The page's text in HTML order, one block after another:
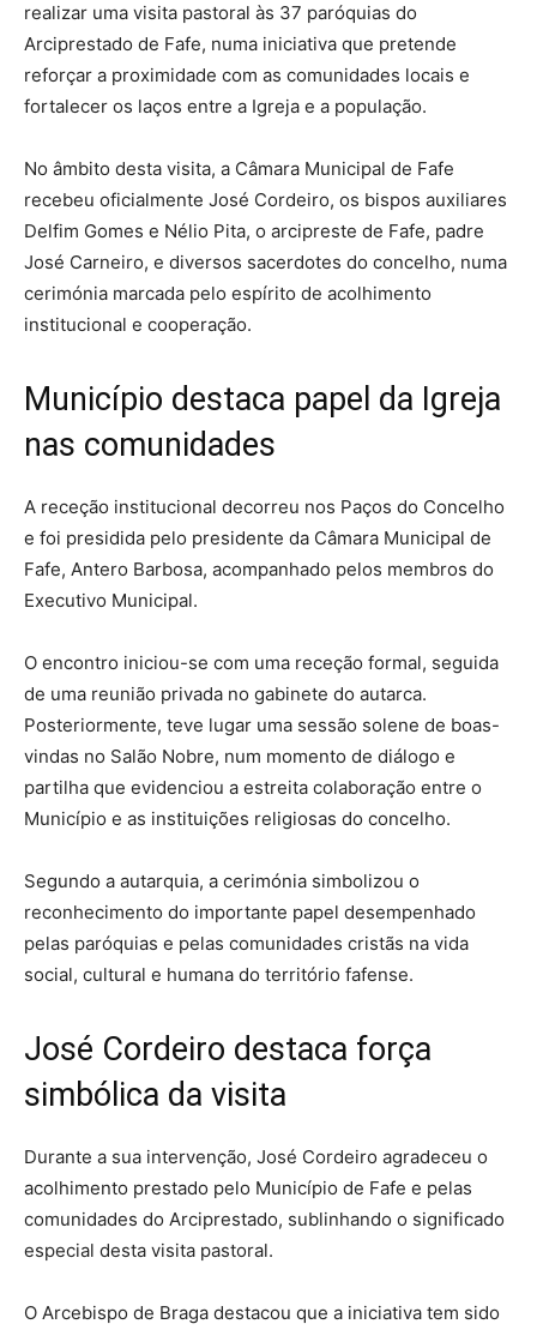
realizar uma visita pastoral às 37 paróquias do
Arciprestado de Fafe, numa iniciativa que pretende
reforçar a proximidade com as comunidades locais e
fortalecer os laços entre a Igreja e a população.
No âmbito desta visita, a Câmara Municipal de Fafe
recebeu oficialmente José Cordeiro, os bispos auxiliares
Delfim Gomes e Nélio Pita, o arcipreste de Fafe, padre
José Carneiro, e diversos sacerdotes do concelho, numa
cerimónia marcada pelo espírito de acolhimento
institucional e cooperação.
Município destaca papel da Igreja
nas comunidades
A receção institucional decorreu nos Paços do Concelho
e foi presidida pelo presidente da Câmara Municipal de
Fafe, Antero Barbosa, acompanhado pelos membros do
Executivo Municipal.
O encontro iniciou-se com uma receção formal, seguida
de uma reunião privada no gabinete do autarca.
Posteriormente, teve lugar uma sessão solene de boas-
vindas no Salão Nobre, num momento de diálogo e
partilha que evidenciou a estreita colaboração entre o
Município e as instituições religiosas do concelho.
Segundo a autarquia, a cerimónia simbolizou o
reconhecimento do importante papel desempenhado
pelas paróquias e pelas comunidades cristãs na vida
social, cultural e humana do território fafense.
José Cordeiro destaca força
simbólica da visita
Durante a sua intervenção, José Cordeiro agradeceu o
acolhimento prestado pelo Município de Fafe e pelas
comunidades do Arciprestado, sublinhando o significado
especial desta visita pastoral.
O Arcebispo de Braga destacou que a iniciativa tem sido